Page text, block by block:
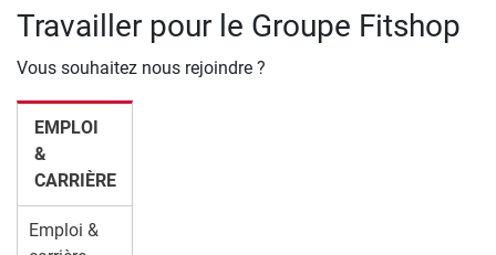
Travailler pour le Groupe Fitshop
Vous souhaitez nous rejoindre ?
EMPLOI
&
CARRIÈRE
Emploi &